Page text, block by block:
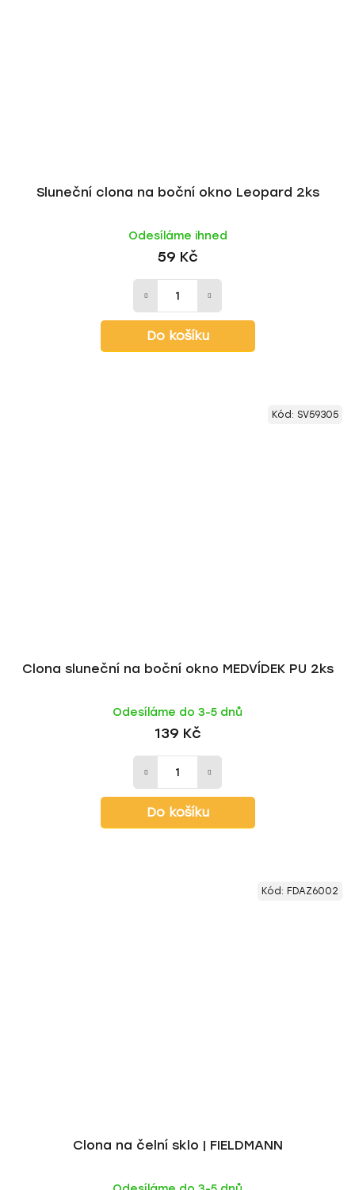
Sluneční clona na boční okno Leopard 2ks
Odesíláme ihned
59 Kč
Do košíku
Clona sluneční na boční okno MEDVÍDEK PU 2ks
Odesíláme do 3-5 dnů
139 Kč
Do košíku
Kód: SV59305
Clona na čelní sklo | FIELDMANN
Kód: FDAZ6002